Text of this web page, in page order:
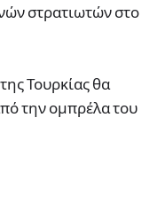
στρατιωτών στο
Τουρκίας θα
την ομπρέλα του